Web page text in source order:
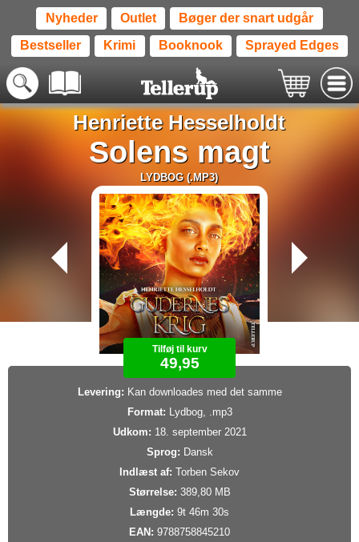
Nyheder Outlet Bøger der snart udgår
Bestseller Krimi Booknook Sprayed Edges
Henriette Hesselholdt
Solens magt
LYDBOG (.MP3)
Tilføj til kurv
49,95
Levering: Kan downloades med det samme
Format: Lydbog, .mp3
Udkom: 18. september 2021
Sprog: Dansk
Indlæst af: Torben Sekov
Størrelse: 389,80 MB
Længde: 9t 46m 30s
EAN: 9788758845210